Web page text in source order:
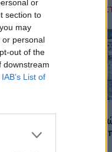
or
section to
may
or personal
out of the
downstream
IAB’s List of
μάρκετ: Μειώσεις
από 1.000 προϊόντα,